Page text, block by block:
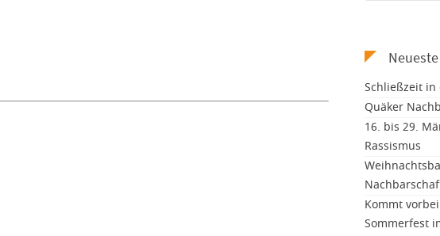
Schließzeit
Quäker
16. bis 29.
Rassismus
Kommt
Sommerfest